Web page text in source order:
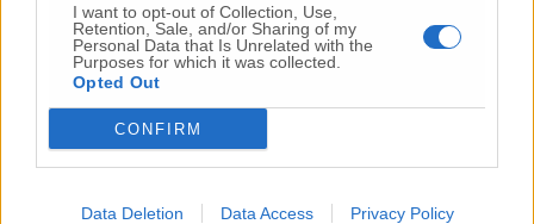
I want to opt-out of Collection, Use,
Retention, Sale, and/or Sharing of my
Personal Data that Is Unrelated with the
Purposes for which it was collected.
Opted Out
CONFIRM
Data Deletion Data Access Privacy Policy
amministrativa. – si legge nel comunicato –
Questa situazione, che si ripete con una
frequenza ormai preoccupante, rischia di
compromettere il buon funzionamento
dell’amministrazione e di danneggiare
ulteriormente la fiducia dei cittadini nei
la maggioranza chiarisca la sua posizione,